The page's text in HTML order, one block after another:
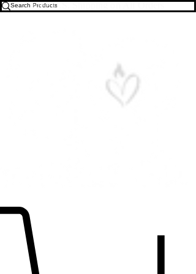
Free U.S. Shipping on All Orders